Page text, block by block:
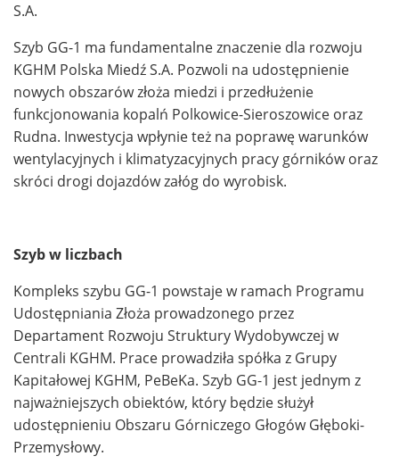
S.A.
Szyb GG-1 ma fundamentalne znaczenie dla rozwoju
KGHM Polska Miedź S.A. Pozwoli na udostępnienie
nowych obszarów złoża miedzi i przedłużenie
funkcjonowania kopalń Polkowice-Sieroszowice oraz
Rudna. Inwestycja wpłynie też na poprawę warunków
wentylacyjnych i klimatyzacyjnych pracy górników oraz
skróci drogi dojazdów załóg do wyrobisk.
Szyb w liczbach
Kompleks szybu GG-1 powstaje w ramach Programu
Udostępniania Złoża prowadzonego przez
Departament Rozwoju Struktury Wydobywczej w
Centrali KGHM. Prace prowadziła spółka z Grupy
Kapitałowej KGHM, PeBeKa. Szyb GG-1 jest jednym z
najważniejszych obiektów, który będzie służył
udostępnieniu Obszaru Górniczego Głogów Głęboki-
Przemysłowy.